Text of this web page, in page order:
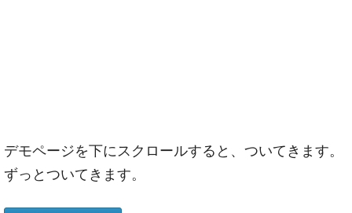
デモページを下にスクロールすると、ついてきます。
ずっとついてきます。